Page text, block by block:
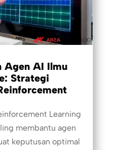
Agen AI Ilmu
Strategi
Learning
membantu agen
keputusan optimal